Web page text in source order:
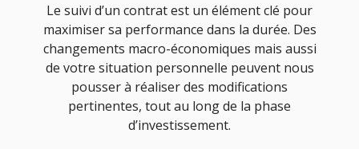
Le suivi d’un contrat est un élément clé pour
maximiser sa performance dans la durée. Des
changements macro-économiques mais aussi
de votre situation personnelle peuvent nous
pousser à réaliser des modifications
pertinentes, tout au long de la phase
d’investissement.